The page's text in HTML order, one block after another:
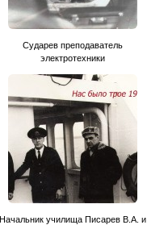
Сударев преподаватель
электротехники
Начальник училища Писарев В.А. и